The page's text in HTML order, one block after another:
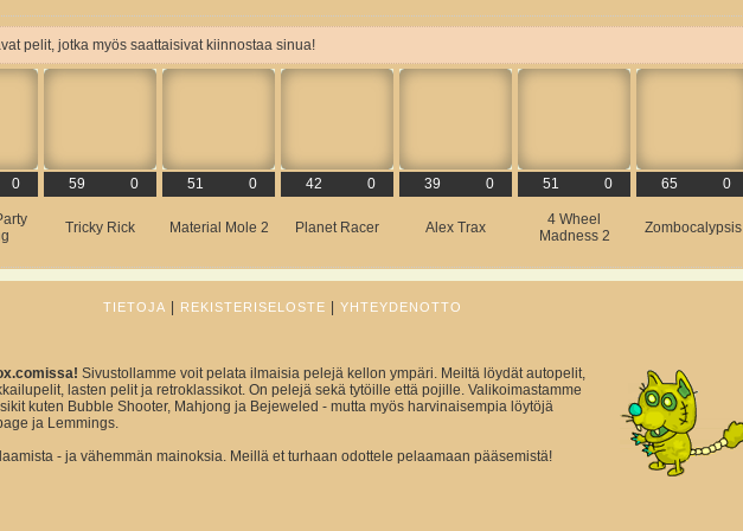
pelit, jotka myös saattaisivat kiinnostaa sinua!
0 59 0
Tricky Rick
51 0
Material Mole 2
42 0
Planet Racer
39 0
Alex Trax
51 0
4 Wheel
Madness 2
65 0
Zombocalypsis
TIETOJA REKISTERISELOSTE YHTEYDENOTTO
Sivustollamme voit pelata ilmaisia pelejä kellon ympäri. Meiltä löydät autopelit,
lasten pelit ja retroklassikot. On pelejä sekä tytöille että pojille. Valikoimastamme
kuten Bubble Shooter, Mahjong ja Bejeweled - mutta myös harvinaisempia löytöjä
ja Lemmings.
- ja vähemmän mainoksia. Meillä et turhaan odottele pelaamaan pääsemistä!